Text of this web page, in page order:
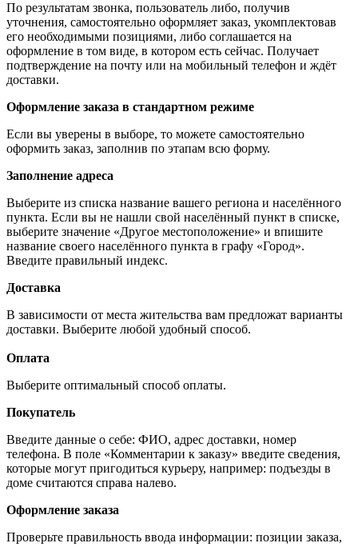
По результатам звонка, пользователь либо, получив
уточнения, самостоятельно оформляет заказ, укомплектовав
его необходимыми позициями, либо соглашается на
оформление в том виде, в котором есть сейчас. Получает
подтверждение на почту или на мобильный телефон и ждёт
доставки.
Оформление заказа в стандартном режиме
Если вы уверены в выборе, то можете самостоятельно
оформить заказ, заполнив по этапам всю форму.
Заполнение адреса
Выберите из списка название вашего региона и населённого
пункта. Если вы не нашли свой населённый пункт в списке,
выберите значение «Другое местоположение» и впишите
название своего населённого пункта в графу «Город».
Введите правильный индекс.
Доставка
В зависимости от места жительства вам предложат варианты
доставки. Выберите любой удобный способ.
Оплата
Выберите оптимальный способ оплаты.
Покупатель
Введите данные о себе: ФИО, адрес доставки, номер
телефона. В поле «Комментарии к заказу» введите сведения,
которые могут пригодиться курьеру, например: подъезды в
доме считаются справа налево.
Оформление заказа
Проверьте правильность ввода информации: позиции заказа,